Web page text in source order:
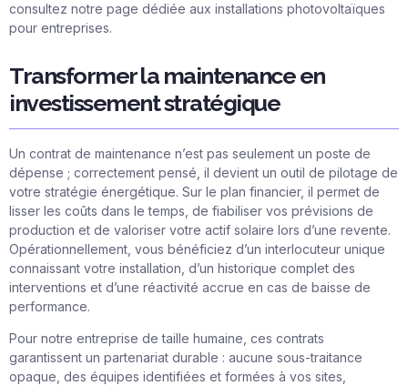
consultez notre page dédiée aux installations photovoltaïques
pour entreprises.
Transformer la maintenance en
investissement stratégique
Un contrat de maintenance n’est pas seulement un poste de
dépense ; correctement pensé, il devient un outil de pilotage de
votre stratégie énergétique. Sur le plan financier, il permet de
lisser les coûts dans le temps, de fiabiliser vos prévisions de
production et de valoriser votre actif solaire lors d’une revente.
Opérationnellement, vous bénéficiez d’un interlocuteur unique
connaissant votre installation, d’un historique complet des
interventions et d’une réactivité accrue en cas de baisse de
performance.
Pour notre entreprise de taille humaine, ces contrats
garantissent un partenariat durable : aucune sous-traitance
opaque, des équipes identifiées et formées à vos sites,